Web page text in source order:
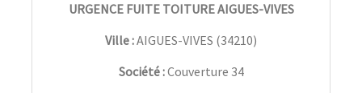
URGENCE FUITE TOITURE AIGUES-VIVES
Ville :AIGUES-VIVES (34210)
Société :Couverture 34